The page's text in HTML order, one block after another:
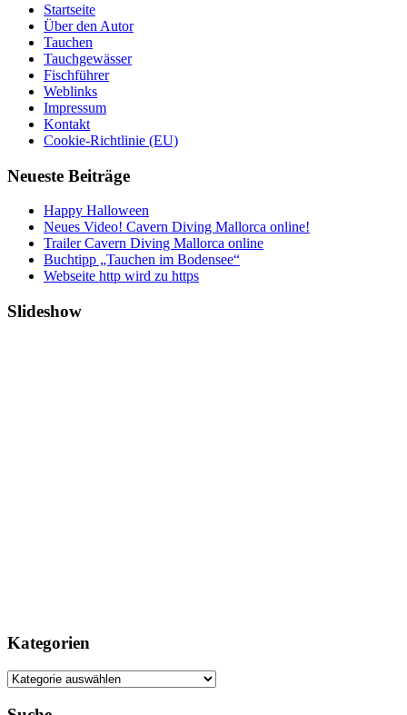
Startseite
Über den Autor
Tauchen
Tauchgewässer
Fischführer
Weblinks
Impressum
Kontakt
Cookie-Richtlinie (EU)
Neueste Beiträge
Happy Halloween
Neues Video! Cavern Diving Mallorca online!
Trailer Cavern Diving Mallorca online
Buchtipp „Tauchen im Bodensee“
Webseite http wird zu https
Slideshow
Kategorien
Kategorien